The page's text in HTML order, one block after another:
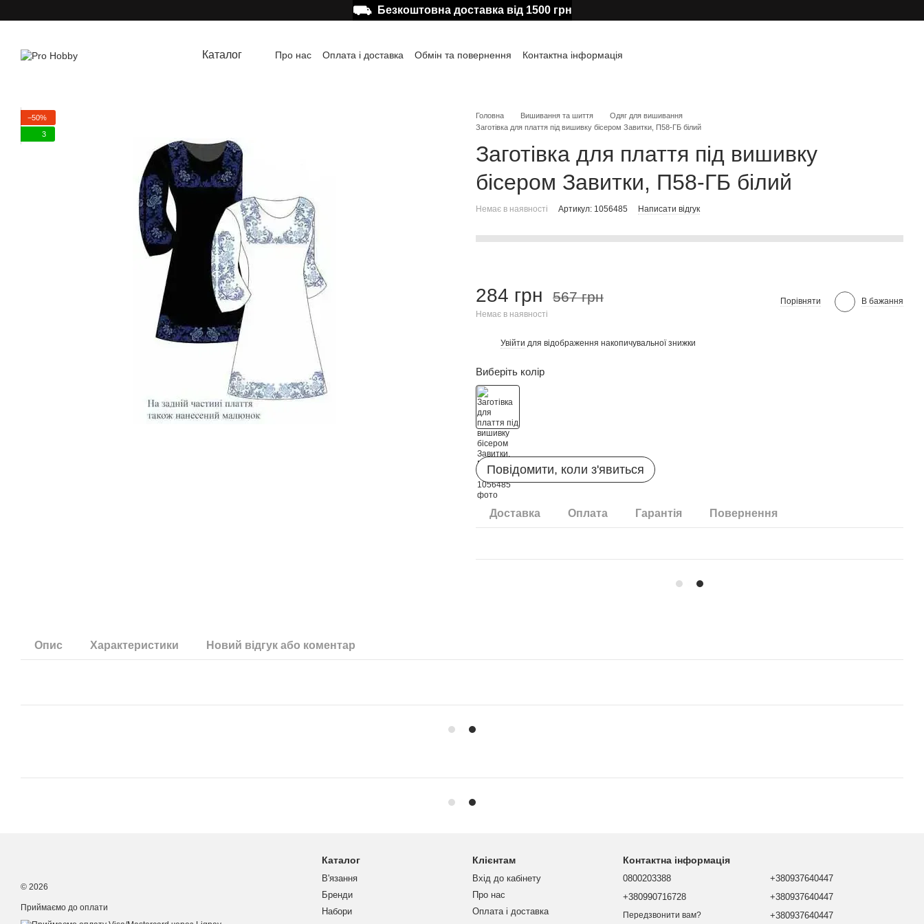
⛟ Безкоштовна доставка від 1500 грн
Каталог Про нас Оплата і доставка Обмін та повернення
Контактна інформація
−50%
3
Головна Вишивання та шиття
Одяг для вишивання
Заготівка для плаття під вишивку бісером Завитки, П58-ГБ білий
Заготівка для плаття під вишивку
бісером Завитки, П58-ГБ білий
Немає в наявності Артикул: 1056485 Написати відгук
284 грн 567 грн
Немає в наявності
Порівняти В бажання
Увійти для відображення накопичувальної знижки
Виберіть колір
Повідомити, коли з'явиться
Доставка Оплата Гарантія Повернення
Опис Характеристики Новий відгук або коментар
© 2026
Приймаємо до оплати
Каталог
В'язання
Бренди
Набори
Клієнтам
Вхід до кабінету
Про нас
Оплата і доставка
Контактна інформація
0800203388
+380990716728
Передзвонити вам?
+380937640447
+380937640447
+380937640447